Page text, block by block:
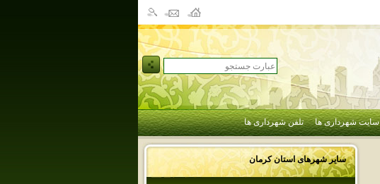
سایت شهرداری ها تلفن شهرداری ها
سایر شهرهای استانكرمان